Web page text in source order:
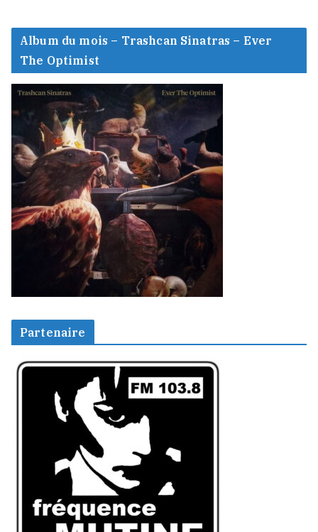
Album du mois – Trashcan Sinatras – Ever
The Optimist
Partenaire